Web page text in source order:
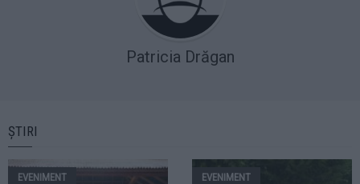
Patricia Drăgan
ȘTIRI
EVENIMENT EVENIMENT